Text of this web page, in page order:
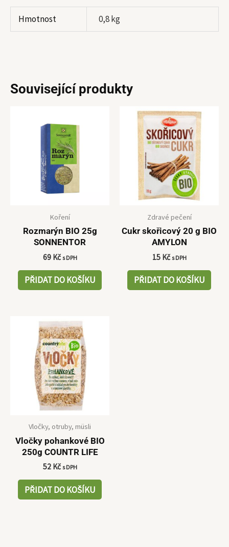
Hmotnost 0,8 kg
Související produkty
Koření
Rozmarýn BIO 25g
SONNENTOR
69 Kč s DPH
PŘIDAT DO KOŠÍKU
Zdravé pečení
Cukr skořicový 20 g BIO
AMYLON
15 Kč s DPH
PŘIDAT DO KOŠÍKU
Vločky, otruby, müsli
Vločky pohankové BIO
250g COUNTR LIFE
52 Kč s DPH
PŘIDAT DO KOŠÍKU